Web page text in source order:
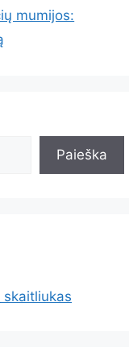
mumijos:
Paieška